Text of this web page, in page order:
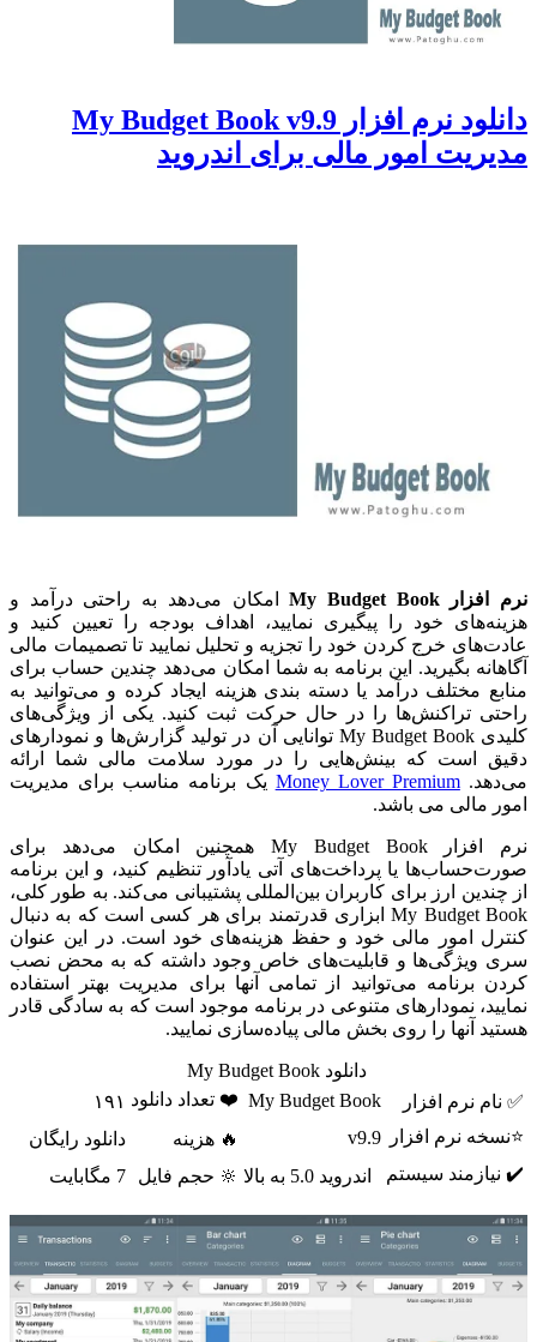
دانلود نرم افزار My Budget Book v9.9
مدیریت امور مالی برای اندروید
نرم افزار My Budget Book
امکان می‌دهد به راحتی درآمد و
هزینه‌های خود را پیگیری نمایید، اهداف بودجه را تعیین کنید و
عادت‌های خرج کردن خود را تجزیه و تحلیل نمایید تا تصمیمات مالی
آگاهانه بگیرید. این برنامه به شما امکان می‌دهد چندین حساب برای
منابع مختلف درآمد یا دسته بندی هزینه ایجاد کرده و می‌توانید به
راحتی تراکنش‌ها را در حال حرکت ثبت کنید. یکی از ویژگی‌های
کلیدی My Budget Book توانایی آن در تولید گزارش‌ها و نمودارهای
دقیق است که بینش‌هایی را در مورد سلامت مالی شما ارائه
می‌دهد.Money Lover Premium یک برنامه مناسب برای مدیریت
امور مالی می باشد.
نرم افزار My Budget Book همچنین امکان می‌دهد برای
صورت‌حساب‌ها یا پرداخت‌های آتی یادآور تنظیم کنید، و این برنامه
از چندین ارز برای کاربران بین‌المللی پشتیبانی می‌کند. به طور کلی،
My Budget Book ابزاری قدرتمند برای هر کسی است که به دنبال
کنترل امور مالی خود و حفظ هزینه‌های خود است. در این عنوان
سری ویژگی‌ها و قابلیت‌های خاص وجود داشته که به محض نصب
کردن برنامه می‌توانید از تمامی آنها برای مدیریت بهتر استفاده
نمایید، نمودارهای متنوعی در برنامه موجود است که به سادگی قادر
هستید آنها را روی بخش مالی پیاده‌سازی نمایید.
دانلود My Budget Book
✅ نام نرم افزار
My Budget Book ❤️ تعداد دانلود ۱۹۱
⭐نسخه نرم افزار
v9.9 🔥 هزینه
دانلود رایگان
✔️ نیازمند سیستم
اندروید 5.0 به بالا 🔆 حجم فایل 7 مگابایت